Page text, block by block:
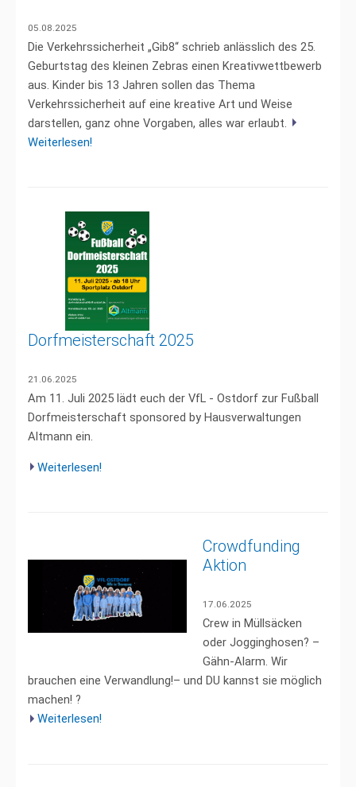
05.08.2025
Die Verkehrssicherheit „Gib8“ schrieb anlässlich des 25.
Geburtstag des kleinen Zebras einen Kreativwettbewerb
aus. Kinder bis 13 Jahren sollen das Thema
Verkehrssicherheit auf eine kreative Art und Weise
darstellen, ganz ohne Vorgaben, alles war erlaubt.
Weiterlesen!
Dorfmeisterschaft 2025
21.06.2025
Am 11. Juli 2025 lädt euch der VfL - Ostdorf zur Fußball
Dorfmeisterschaft sponsored by Hausverwaltungen
Altmann ein.
Weiterlesen!
Crowdfunding
Aktion
17.06.2025
Crew in Müllsäcken
oder Jogginghosen? –
Gähn-Alarm. Wir
brauchen eine Verwandlung!– und DU kannst sie möglich
machen! ?
Weiterlesen!